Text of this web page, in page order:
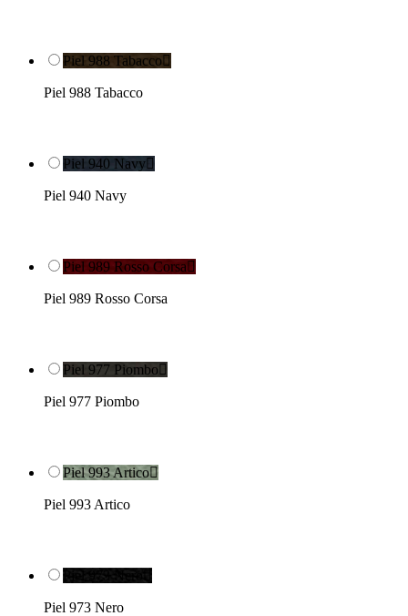
Piel 988 Tabacco
Piel 988 Tabacco
Piel 940 Navy
Piel 940 Navy
Piel 989 Rosso Corsa
Piel 989 Rosso Corsa
Piel 977 Piombo
Piel 977 Piombo
Piel 993 Artico
Piel 993 Artico
Piel 973 Nero
Piel 973 Nero